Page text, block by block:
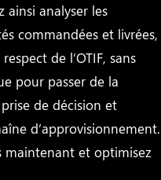
ainsi analyser les
commandées et livrées,
de l’OTIF, sans
pour passer de la
de décision et
d’approvisionnement.
maintenant et optimisez